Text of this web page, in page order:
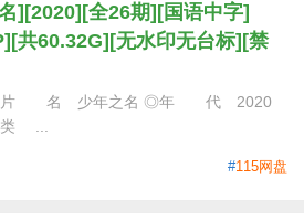
][2020][全26期][国语中字]
共60.32G][无水印无台标][禁
名 少年之名 ◎年 代 2020
...
#115网盘